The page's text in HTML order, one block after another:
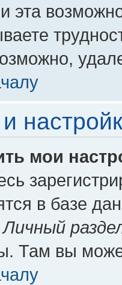
эта
мои
в базе
Личный
Там вы